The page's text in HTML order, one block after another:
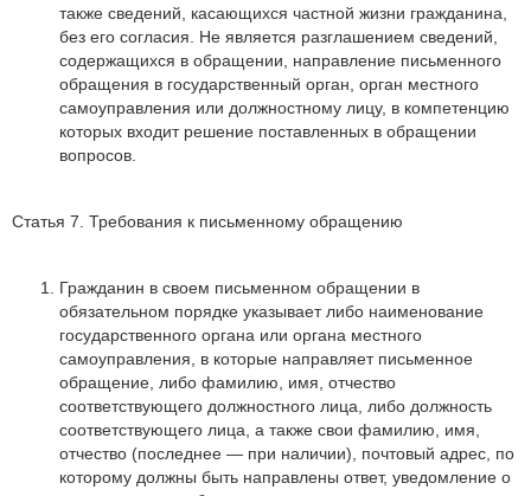
также сведений, касающихся частной жизни гражданина,
без его согласия. Не является разглашением сведений,
содержащихся в обращении, направление письменного
обращения в государственный орган, орган местного
самоуправления или должностному лицу, в компетенцию
которых входит решение поставленных в обращении
вопросов.
Статья 7. Требования к письменному обращению
Гражданин в своем письменном обращении в
обязательном порядке указывает либо наименование
государственного органа или органа местного
самоуправления, в которые направляет письменное
обращение, либо фамилию, имя, отчество
соответствующего должностного лица, либо должность
соответствующего лица, а также свои фамилию, имя,
отчество (последнее — при наличии), почтовый адрес, по
которому должны быть направлены ответ, уведомление о